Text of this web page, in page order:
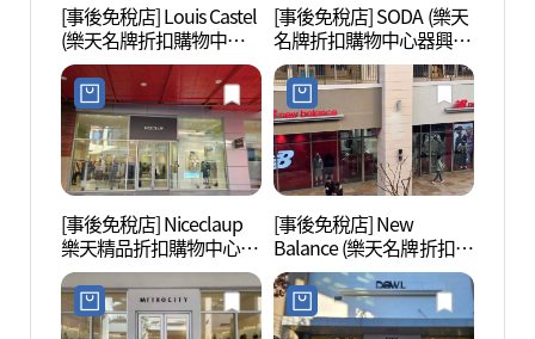
[事後免稅店] Louis Castel
(樂天名牌折扣購物中心
器興店)(루이까스텔 롯데
프리미엄아울렛 김해점)
[事後免稅店] SODA (樂天
名牌折扣購物中心器興
店)(소다 롯데프리미엄아
울렛 김해점)
[事後免稅店] Niceclaup
樂天精品折扣購物中心金
海店(나이스클랍 롯데프
리미엄아울렛 김해점)
[事後免稅店] New
Balance (樂天名牌折扣購
物中心器興店)(뉴발란스
롯데프리미엄아울렛 김
해점)